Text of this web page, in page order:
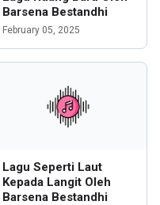
Barsena Bestandhi
February 05, 2025
Lagu Seperti Laut
Kepada Langit Oleh
Barsena Bestandhi